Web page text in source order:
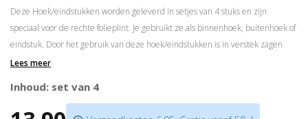
Deze Hoek/eindstukken worden geleverd in setjes van 4 stuks en zijn
speciaal voor de rechte folieplint. Je gebruikt ze als binnenhoek, buitenhoek of
eindstuk. Door het gebruik van deze hoek/eindstukken is in verstek zagen
niet meer nodig!
Verkrijgbaar in meer dan
Speciaal voor deRechte folieplint 14x70mm
Lees meer
Inhoud: set van 4